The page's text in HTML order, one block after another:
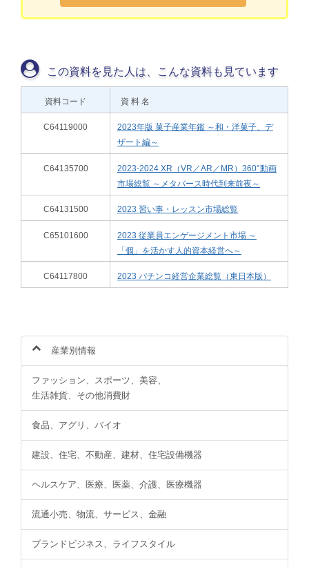
この資料を見た人は、こんな資料も見ています
資料コード 資 料 名
C64119000
2023年版 菓子産業年鑑 ～和・洋菓子、デ
ザート編～
C64135700
2023-2024 XR（VR／AR／MR）360°動画
市場総覧 ～メタバース時代到来前夜～
C64131500 2023 習い事・レッスン市場総覧
C65101600
2023 従業員エンゲージメント市場 ～
「個」を活かす人的資本経営へ～
C64117800 2023 パチンコ経営企業総覧（東日本版）
産業別情報
ファッション、スポーツ、美容、
生活雑貨、その他消費財
食品、アグリ、バイオ
建設、住宅、不動産、建材、住宅設備機器
ヘルスケア、医療、医薬、介護、医療機器
流通小売、物流、サービス、金融
ブランドビジネス、ライフスタイル